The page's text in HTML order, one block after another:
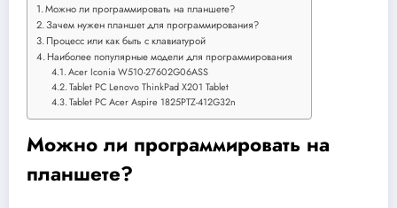
Можно ли программировать на планшете?
Зачем нужен планшет для программирования?
Процесс или как быть с клавиатурой
Наиболее популярные модели для программирования
Acer Iconia W510-27602G06ASS
Tablet PC Lenovo ThinkPad X201 Tablet
Tablet PC Acer Aspire 1825PTZ-412G32n
Можно ли программировать на
планшете?